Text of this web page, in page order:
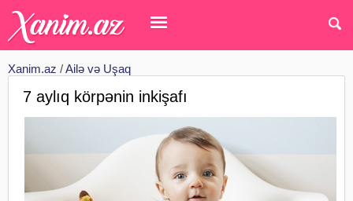
Xanim.az /Ailə və Uşaq
7 aylıq körpənin inkişafı